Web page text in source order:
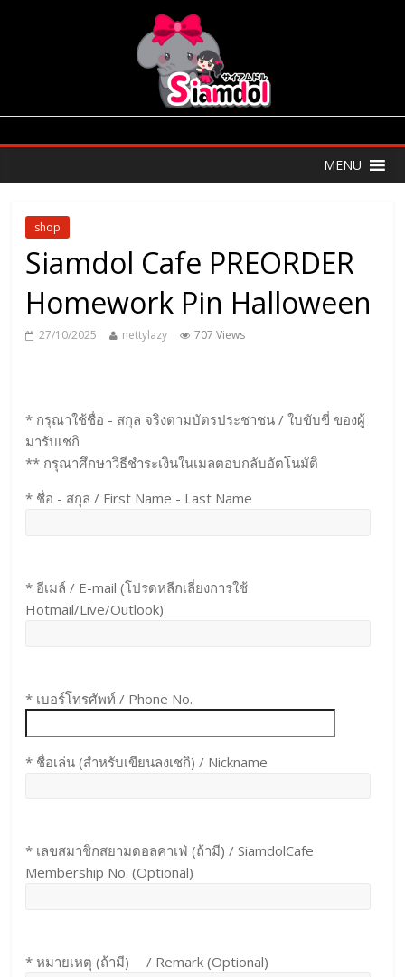
MENU
shop
Siamdol Cafe PREORDER
Homework Pin Halloween
27/10/2025 nettylazy 707 Views
* กรุณาใช้ชื่อ - สกุล จริงตามบัตรประชาชน / ใบขับขี่ ของผู้
มารับเชกิ
** กรุณาศึกษาวิธีชำระเงินในเมลตอบกลับอัตโนมัติ
* ชื่อ - สกุล / First Name - Last Name
* อีเมล์ / E-mail (โปรดหลีกเลี่ยงการใช้
Hotmail/Live/Outlook)
* เบอร์โทรศัพท์ / Phone No.
* ชื่อเล่น (สำหรับเขียนลงเชกิ) / Nickname
* เลขสมาชิกสยามดอลคาเฟ่ (ถ้ามี) / SiamdolCafe
Membership No. (Optional)
* หมายเหตุ (ถ้ามี) / Remark (Optional)